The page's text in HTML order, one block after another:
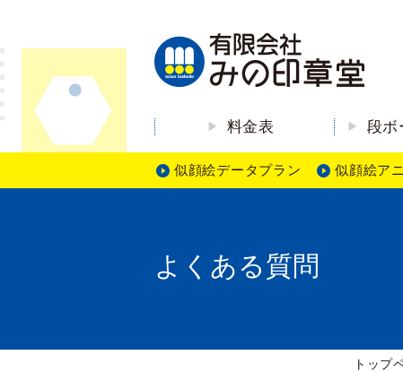
料金表 段ボ
似顔絵データプラン 似顔絵ア
よくある質問
トップ